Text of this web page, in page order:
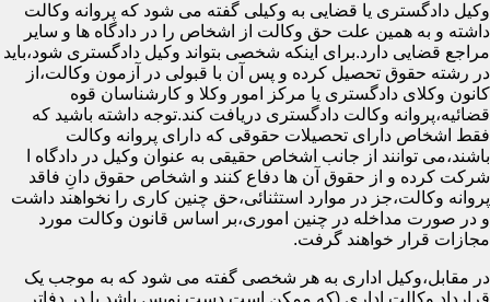
وکیل دادگستری یا قضایی به وکیلی گفته می شود که پروانه وکالت
داشته و به همین علت حق وکالت از اشخاص را در دادگاه ها و سایر
مراجع قضایی دارد.برای اینکه شخصی بتواند وکیل دادگستری شود،باید
در رشته حقوق تحصیل کرده و پس آن با قبولی در آزمون وکالت،از
کانون وکلای دادگستری یا مرکز امور وکلا و کارشناسان قوه
قضائیه،پروانه وکالت دادگستری دریافت کند.توجه داشته باشید که
فقط اشخاص دارای تحصیلات حقوقی که دارای پروانه وکالت
باشند،می توانند از جانب اشخاص حقیقی به عنوان وکیل در دادگاه ا
شرکت کرده و از حقوق آن ها دفاع کنند و اشخاص حقوق دانِ فاقد
پروانه وکالت،جز در موارد استثنائی،حق چنین کاری را نخواهند داشت
و در صورت مداخله در چنین اموری،بر اساس قانون وکالت مورد
مجازات قرار خواهند گرفت.
در مقابل،وکیل اداری به هر شخصی گفته می شود که به موجب یک